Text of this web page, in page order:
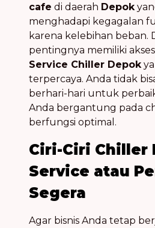
cafe di daerah Depok
menghadapi kegagalan
karena kelebihan beban.
pentingnya memiliki
Service Chiller Depok
terpercaya. Anda tidak
berhari-hari untuk
Anda bergantung pada
berfungsi optimal.
Ciri-Ciri Chiller
Service atau
Segera
Agar bisnis Anda tetap